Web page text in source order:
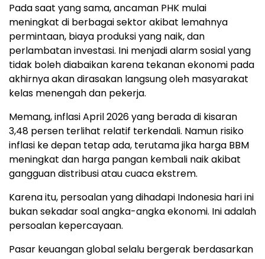
Pada saat yang sama, ancaman PHK mulai
meningkat di berbagai sektor akibat lemahnya
permintaan, biaya produksi yang naik, dan
perlambatan investasi. Ini menjadi alarm sosial yang
tidak boleh diabaikan karena tekanan ekonomi pada
akhirnya akan dirasakan langsung oleh masyarakat
kelas menengah dan pekerja.
Memang, inflasi April 2026 yang berada di kisaran
3,48 persen terlihat relatif terkendali. Namun risiko
inflasi ke depan tetap ada, terutama jika harga BBM
meningkat dan harga pangan kembali naik akibat
gangguan distribusi atau cuaca ekstrem.
Karena itu, persoalan yang dihadapi Indonesia hari ini
bukan sekadar soal angka-angka ekonomi. Ini adalah
persoalan kepercayaan.
Pasar keuangan global selalu bergerak berdasarkan